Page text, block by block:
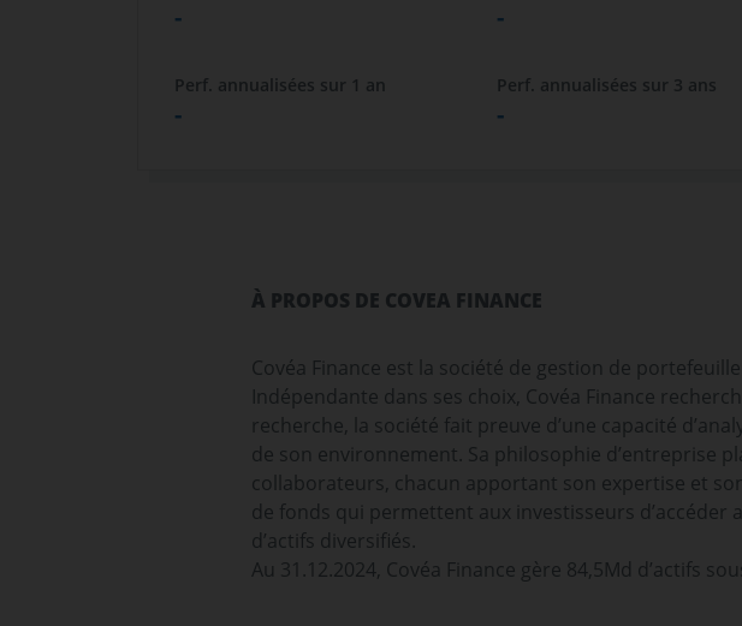
- -
Perf. annualisées sur 1 an Perf. annualisées sur 3 ans
- -
À PROPOS DE COVEA FINANCE
Covéa Finance est la société de gestion de
Indépendante dans ses choix, Covéa Finance
recherche, la société fait preuve d’une capacité
de son environnement. Sa philosophie d’entreprise
collaborateurs, chacun apportant son expertise et
de fonds qui permettent aux investisseurs d’accéder
d’actifs diversifiés.
Au 31.12.2024, Covéa Finance gère 84,5Md d’actifs